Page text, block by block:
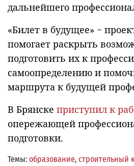
дальнейшего
«Билет в будущее» −
помогает раскрыть
подготовить их к
самоопределению и
маршрута к будущей
В Брянске приступил к
опережающей
подготовки.
Темы: образование, строительный